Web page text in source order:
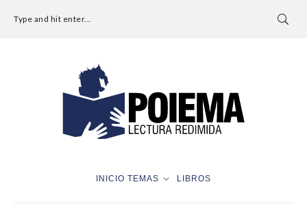
Type and hit enter...
INICIO TEMAS LIBROS